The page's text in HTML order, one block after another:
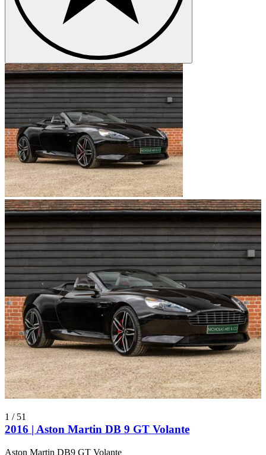
1 / 51
2016 | Aston Martin DB 9 GT Volante
Aston Martin DB9 GT Volante